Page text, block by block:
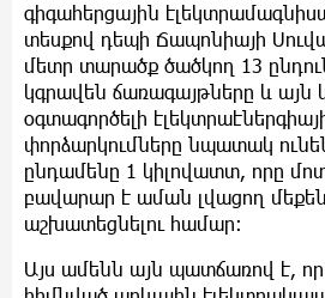
գիգահերցային
տեսքով դեպի Ճապոնիայի
մետր տարածք ծածկող 13
կգրավեն ճառագայթները և այն
օգտագործելի
փորձարկումները նպատակ
ընդամենը 1 կիլովատտ, որը
բավարար է աման լվացող
աշխատեցնելու համար։
Այս ամենն այն պատճառով է,